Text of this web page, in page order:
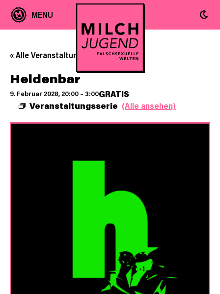
« Alle Veranstaltungen
Heldenbar
9. Februar 2028, 20:00 – 3:00
Veranstaltungsserie (Alle ansehen)
GRATIS